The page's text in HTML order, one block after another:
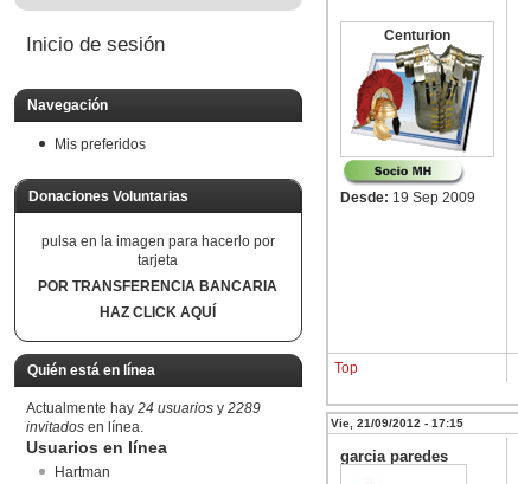
Inicio de sesión
Navegación
Mis preferidos
Donaciones Voluntarias
pulsa en la imagen para hacerlo por
tarjeta
POR TRANSFERENCIA BANCARIA
HAZ CLICK AQUÍ
Quién está en línea
Actualmente hay 24 usuarios y 2289
invitados en línea.
Usuarios en línea
Hartman
Centurion
Desde: 19 Sep 2009
Top
Vie, 21/09/2012 - 17:15
garcia paredes